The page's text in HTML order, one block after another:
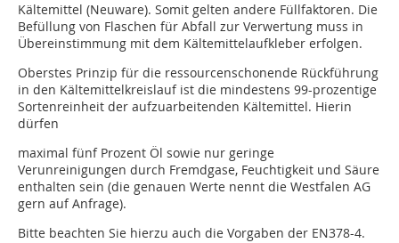
Kältemittel (Neuware). Somit gelten andere Füllfaktoren. Die
Befüllung von Flaschen für Abfall zur Verwertung muss in
Übereinstimmung mit dem Kältemittelaufkleber erfolgen.
Oberstes Prinzip für die ressourcenschonende Rückführung
in den Kältemittelkreislauf ist die mindestens 99-prozentige
Sortenreinheit der aufzuarbeitenden Kältemittel. Hierin
dürfen
maximal fünf Prozent Öl sowie nur geringe
Verunreinigungen durch Fremdgase, Feuchtig­keit und Säure
enthalten sein (die genauen Werte nennt die Westfalen AG
gern auf Anfrage).
Bitte beachten Sie hierzu auch die Vorgaben der EN378-4.